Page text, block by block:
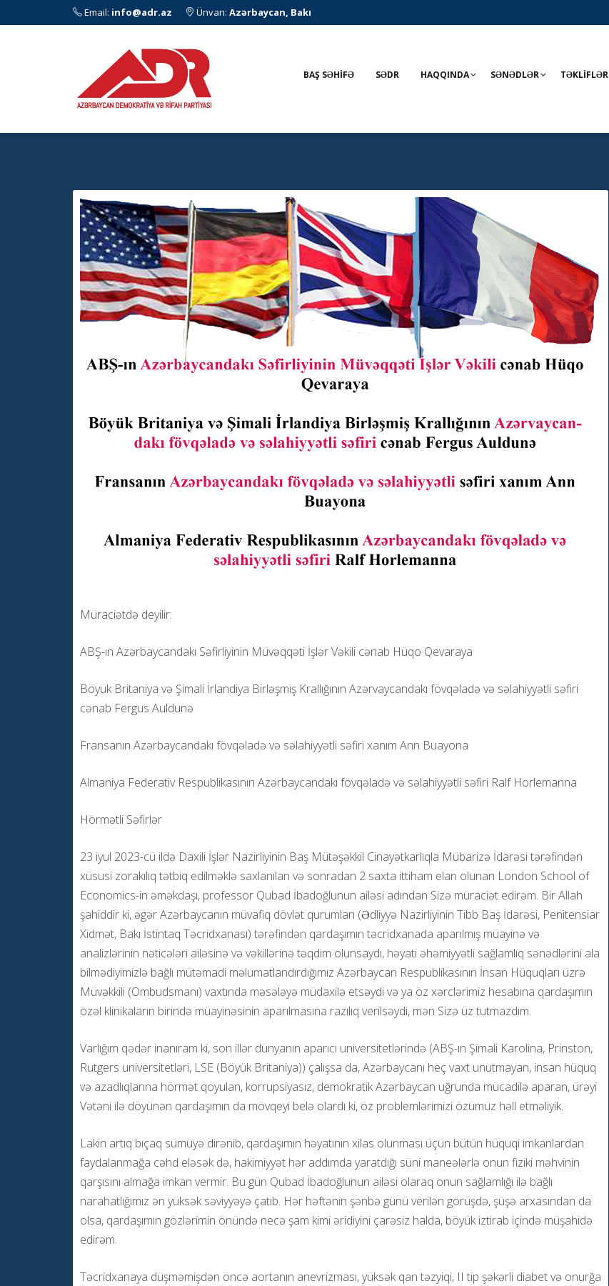
Email: info@adr.az Ünvan: Azərbaycan, Bakı
BAŞ SƏHİFƏ SƏDR HAQQINDA SƏNƏDLƏR TƏKLİFLƏR
Müraciətdə deyilir:
ABŞ-ın Azərbaycandakı Səfirliyinin Müvəqqəti İşlər Vəkili cənab Hüqo Qevaraya
Böyük Britaniya və Şimali İrlandiya Birləşmiş Krallığının Azərvaycandakı fövqəladə və səlahiyyətli səfiri
cənab Fergus Auldunə
Fransanın Azərbaycandakı fövqəladə və səlahiyyətli səfiri xanım Ann Buayona
Almaniya Federativ Respublikasının Azərbaycandakı fövqəladə və səlahiyyətli səfiri Ralf Horlemanna
Hörmətli Səfirlər
23 iyul 2023-cü ildə Daxili İşlər Nazirliyinin Baş Mütəşəkkil Cinayətkarlıqla Mübarizə İdarəsi tərəfindən
xüsusi zorakılıq tətbiq edilməklə saxlanılan və sonradan 2 saxta ittiham elan olunan London School of
Economics-in əməkdaşı, professor Qubad İbadoğlunun ailəsi adından Sizə müraciət edirəm. Bir Allah
şahiddir ki, əgər Azərbaycanın müvafiq dövlət qurumları (Ədliyyə Nazirliyinin Tibb Baş İdarəsi, Penitensiar
Xidmət, Bakı İstintaq Təcridxanası) tərəfindən qardaşımın təcridxanada aparılmış müayinə və
analizlərinin nəticələri ailəsinə və vəkillərinə təqdim olunsaydı, həyati əhəmiyyətli sağlamlıq sənədlərini ala
bilmədiyimizlə bağlı mütəmadi məlumatlandırdığımız Azərbaycan Respublikasının İnsan Hüquqları üzrə
Müvəkkili (Ombudsmanı) vaxtında məsələyə müdaxilə etsəydi və ya öz xərclərimiz hesabına qardaşımın
özəl klinikaların birində müayinəsinin aparılmasına razılıq verilsəydi, mən Sizə üz tutmazdım.
Varlığım qədər inanıram ki, son illər dünyanın aparıcı universitetlərində (ABŞ-ın Şimali Karolina, Prinston,
Rutgers universitetləri, LSE (Böyük Britaniya)) çalışsa da, Azərbaycanı heç vaxt unutmayan, insan hüquq
və azadlıqlarına hörmət qoyulan, korrupsiyasız, demokratik Azərbaycan uğrunda mücadilə aparan, ürəyi
Vətəni ilə döyünən qardaşımın da mövqeyi belə olardı ki, öz problemlərimizi özümüz həll etməliyik.
Lakin artıq bıçaq sümüyə dirənib, qardaşımın həyatının xilas olunması üçün bütün hüquqi imkanlardan
faydalanmağa cəhd eləsək də, hakimiyyət hər addımda yaratdığı süni maneələrlə onun fiziki məhvinin
qarşısını almağa imkan vermir. Bu gün Qubad İbadoğlunun ailəsi olaraq onun sağlamlığı ilə bağlı
narahatlığımız ən yüksək səviyyəyə çatıb. Hər həftənin şənbə günü verilən görüşdə, şüşə arxasından da
olsa, qardaşımın gözlərimin önündə necə şam kimi əridiyini çarəsiz halda, böyük iztirab içində müşahidə
edirəm.
Təcridxanaya düşməmişdən öncə aortanın anevrizması, yüksək qan təzyiqi, II tip şəkərli diabet və onurğa